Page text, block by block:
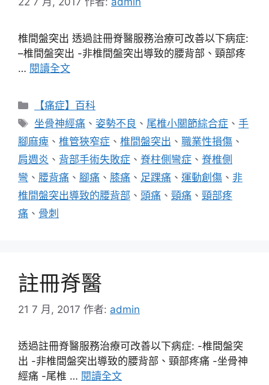
椎間盤突出 透過註冊脊醫服務治療可改善以下病症:
–椎間盤突出 -非椎間盤突出導致的腰背部、頸部疼
… 閱讀全文
分
類
【痛症】百科
標
籤
坐骨神經痛 、姿勢不良 、 尾椎小關節綜合症 、手
腳麻痺 、 椎管狹窄症 、 椎間盤突出 、 職業性損傷 、
肩週炎 、 背部手術失敗症 、 脊柱側彎症 、 脊椎側
彎 、 腰背痛 、 腳痛 、 膝痛 、 足踝痛 、 運動創傷 、 非
椎間盤突出導致的腰背部 、 頭痛 、 頸痛 、 頸部疼
痛 、 骨刺
註冊脊醫
21 7 月, 2017 作者: admin
透過註冊脊醫服務治療可改善以下病症: -椎間盤突
出 -非椎間盤突出導致的腰背部、頸部疼痛 -坐骨神
經痛 -尾椎 … 閱讀全文